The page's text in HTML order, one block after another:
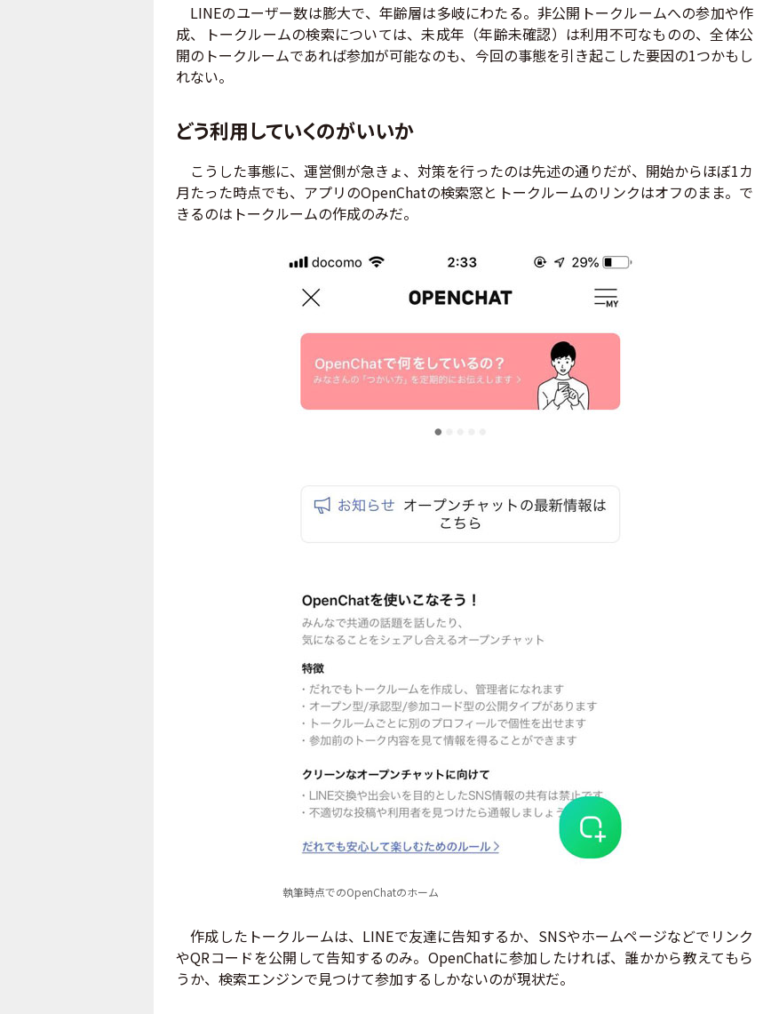
LINEのユーザー数は膨大で、年齢層は多岐にわたる。非公開トークルームへの参加や作
成、トークルームの検索については、未成年（年齢未確認）は利用不可なものの、全体公
開のトークルームであれば参加が可能なのも、今回の事態を引き起こした要因の1つかもし
れない。
どう利用していくのがいいか
こうした事態に、運営側が急きょ、対策を行ったのは先述の通りだが、開始からほぼ1カ
月たった時点でも、アプリのOpenChatの検索窓とトークルームのリンクはオフのまま。で
きるのはトークルームの作成のみだ。
執筆時点でのOpenChatのホーム
作成したトークルームは、LINEで友達に告知するか、SNSやホームページなどでリンク
やQRコードを公開して告知するのみ。OpenChatに参加したければ、誰かから教えてもら
うか、検索エンジンで見つけて参加するしかないのが現状だ。